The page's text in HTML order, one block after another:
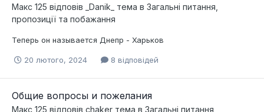
Макс 125 відповів _Danik_ тема в Загальні питання,
пропозиції та побажання
Теперь он называется Днепр - Харьков
20 лютого, 2024 8 відповідей
Общие вопросы и пожелания
Макс 125 відповів chaker тема в Загальні питання,